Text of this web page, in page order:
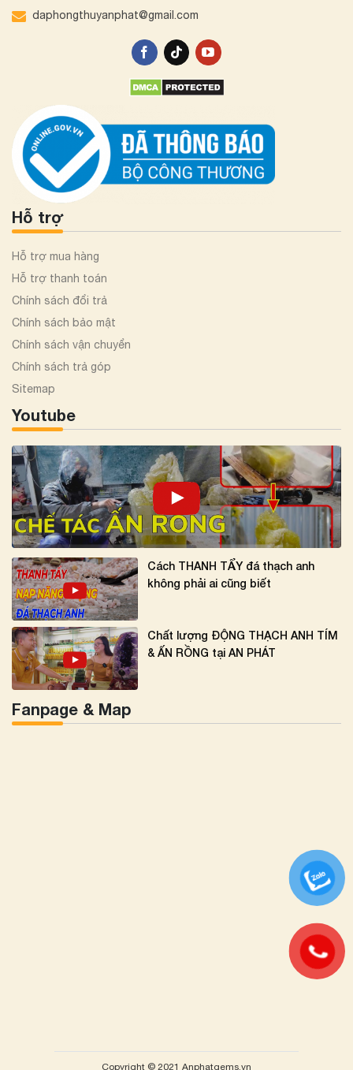
daphongthuyanphat@gmail.com
Hỗ trợ
Hỗ trợ mua hàng
Hỗ trợ thanh toán
Chính sách đổi trả
Chính sách bảo mật
Chính sách vận chuyển
Chính sách trả góp
Sitemap
Youtube
Cách THANH TẨY đá thạch anh
không phải ai cũng biết
Chất lượng ĐỘNG THẠCH ANH TÍM
& ẤN RỒNG tại AN PHÁT
Fanpage & Map
Copyright © 2021 Anphatgems.vn